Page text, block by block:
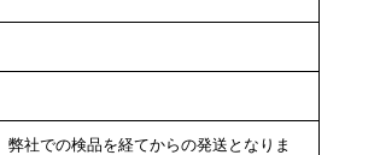
社での検品を経てからの発送となりま